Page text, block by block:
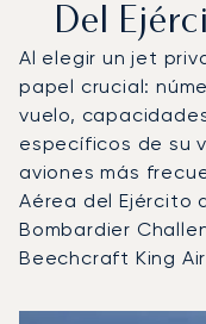
Del
Al elegir un jet
papel crucial:
vuelo,
específicos de su
aviones más
Aérea del Ejército
Bombardier
Beechcraft King